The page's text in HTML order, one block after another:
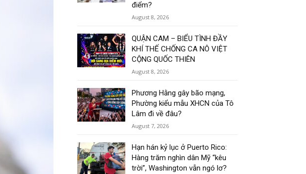
điểm?
August 8, 2026
QUẬN CAM – BIỂU TÌNH ĐẦY
KHÍ THẾ CHỐNG CA NÔ VIỆT
CỘNG QUỐC THIÊN
August 8, 2026
Phương Hằng gây bão mạng,
Phường kiểu mẫu XHCN của Tô
Lâm đi về đâu?
August 7, 2026
Hạn hán kỷ lục ở Puerto Rico:
Hàng trăm nghìn dân Mỹ “kêu
trời”, Washington vẫn ngó lơ?